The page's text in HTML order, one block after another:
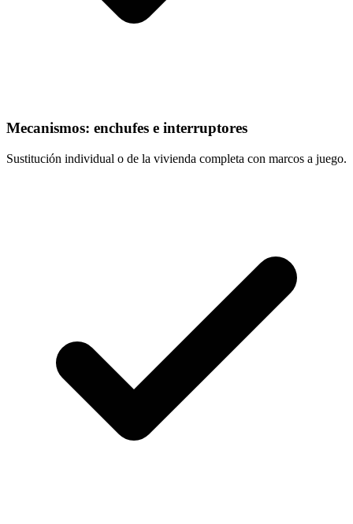
Mecanismos: enchufes e interruptores
Sustitución individual o de la vivienda completa con marcos a juego.